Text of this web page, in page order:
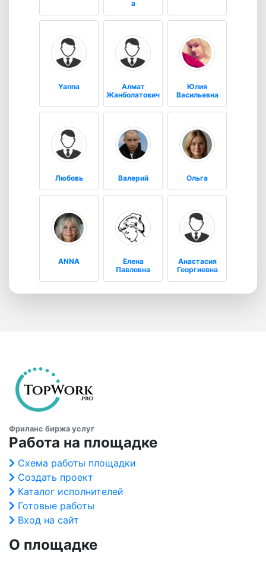
а
Yanna
Алмат
Жанболатович
Юлия
Васильевна
Любовь Валерий Ольга
ANNA
Елена
Павловна
Анастасия
Георгиевна
Фриланс биржа услуг
Работа на площадке
Схема работы площадки
Создать проект
Каталог исполнителей
Готовые работы
Вход на сайт
О площадке